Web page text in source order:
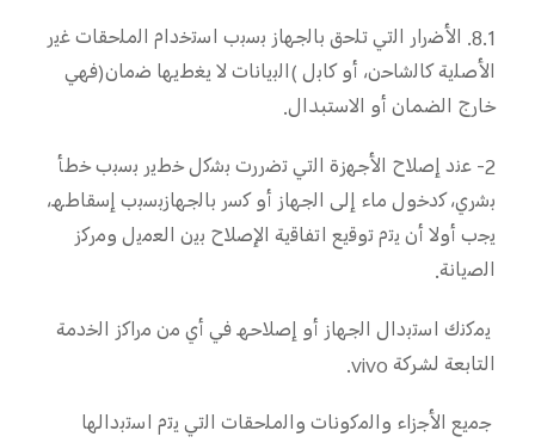
8.1. اﻷﺿرار اﻟﺗﻲ ﺗﻠﺣق ﺑﺎﻟﺟﮭﺎز ﺑﺳﺑب اﺳﺗﺧدام اﻟﻣﻠﺣﻘﺎت ﻏﯾر
اﻷﺻﻠﯾﺔ ﻛﺎﻟﺷﺎﺣن، أو ﻛﺎﺑل )اﻟﺑﯾﺎﻧﺎت ﻻ ﯾﻐطﯾﮭﺎ ﺿﻣﺎن(ﻓﮭﻲ
ﺧﺎرج اﻟﻀﻤﺎن أو اﻻﺳﺘﺒﺪال.
2- ﻋﻧد إﺻﻼح اﻷﺟﮭزة اﻟﺗﻲ ﺗﺿررت ﺑﺷﻛل ﺧطﯾر ﺑﺳﺑب ﺧطﺄ
ﺑﺷري، ﻛدﺧول ﻣﺎء إﻟﻰ اﻟﺟﮭﺎز أو ﻛﺳر ﺑﺎﻟﺟﮭﺎزﺑﺳﺑب إﺳﻘﺎطﮫ،
ﯾﺟب أوﻻ أن ﯾﺗم ﺗوﻗﯾﻊ اﺗﻔﺎﻗﯾﺔ اﻹﺻﻼح ﺑﯾن اﻟﻌﻣﯾل وﻣرﻛز
اﻟﺻﯾﺎﻧﺔ.
ﯾﻣﻛﻧك اﺳﺗﺑدال اﻟﺟﮭﺎز أو إﺻﻼﺣﮫ ﻓﻲ أي ﻣن ﻣراﻛز اﻟﺧدﻣﺔ
اﻟﺘﺎﺑﻌﺔ ﻟﺸﺮﻛﺔ vivo.
ﺟﻣﯾﻊ اﻷﺟزاء واﻟﻣﻛوﻧﺎت واﻟﻣﻠﺣﻘﺎت اﻟﺗﻲ ﯾﺗم اﺳﺗﺑداﻟﮭﺎ